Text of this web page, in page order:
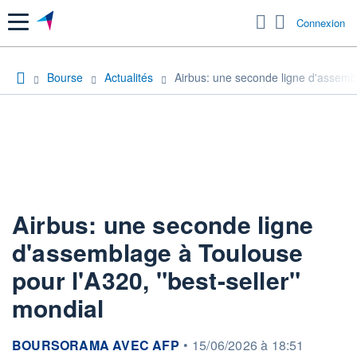
Menu Connexion
Bourse Actualités Airbus: une seconde ligne
Airbus: une seconde ligne
d'assemblage à Toulouse
pour l'A320, "best-seller"
mondial
information fournie par
BOURSORAMA AVEC AFP • 15/06/2026 à 18:51